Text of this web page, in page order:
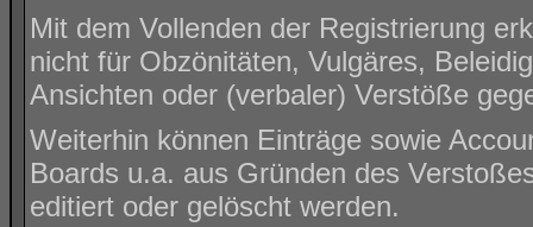
Mit dem Vollenden der Registrierung
nicht für Obzönitäten, Vulgäres,
Ansichten oder (verbaler) Verstöße
Weiterhin können Einträge sowie
Boards u.a. aus Gründen des
editiert oder gelöscht werden.